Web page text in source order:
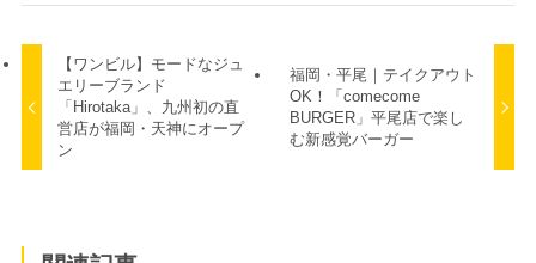
【ワンビル】モードなジュ
エリーブランド
「Hirotaka」、九州初の直
営店が福岡・天神にオープ
ン
福岡・平尾｜テイクアウト
OK！「comecome
BURGER」平尾店で楽し
む新感覚バーガー